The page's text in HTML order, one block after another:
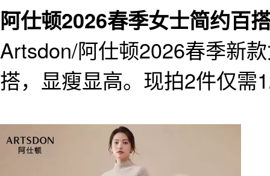
阿仕顿2026春季女士简约百
Artsdon/阿仕顿2026春季新
搭，显瘦显高。现拍2件仅需